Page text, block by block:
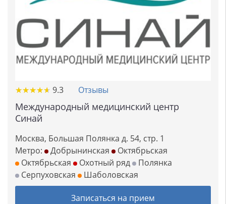
★★★★★
★★★★★ 9.3 Отзывы
Международный медицинский центр
Синай
Москва, Большая Полянка д. 54, стр. 1
Метро:
Добрынинская
Октябрьская
Октябрьская
Охотный ряд
Полянка
Серпуховская
Шаболовская
Записаться на прием